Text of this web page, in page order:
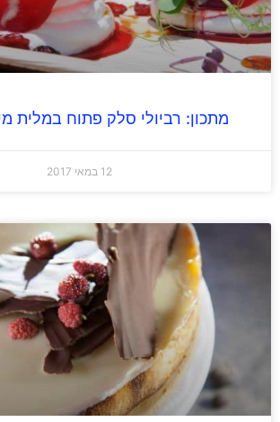
מתכון: רביולי סלק פתוח במלית